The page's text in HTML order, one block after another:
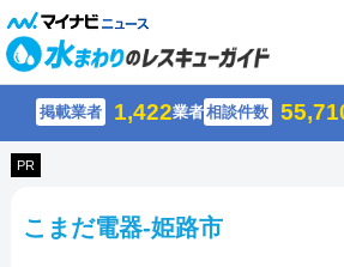
掲載業者 1,422業者相談件数
PR
こまだ電器-姫路市